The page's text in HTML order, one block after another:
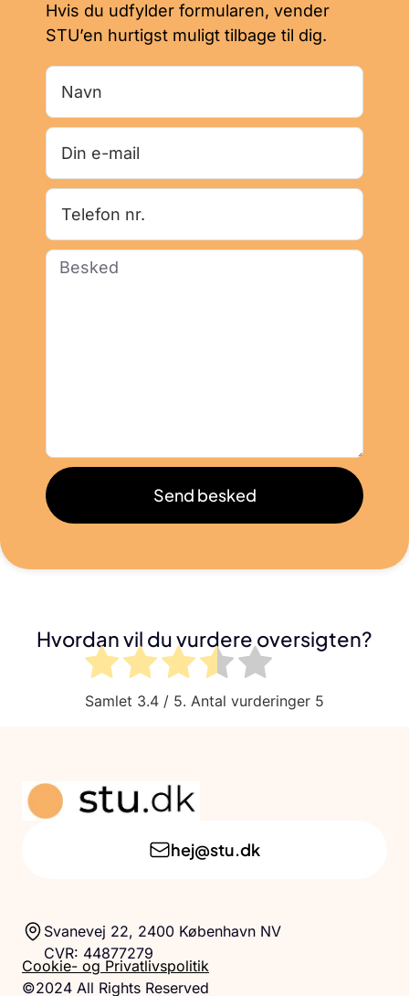
Hvis du udfylder formularen, vender
STU’en hurtigst muligt tilbage til dig.
Send besked
Hvordan vil du vurdere oversigten?
Samlet 3.4 / 5. Antal vurderinger 5
hej@stu.dk
Svanevej 22, 2400 København NV
CVR: 44877279
Cookie- og Privatlivspolitik
©2024 All Rights Reserved